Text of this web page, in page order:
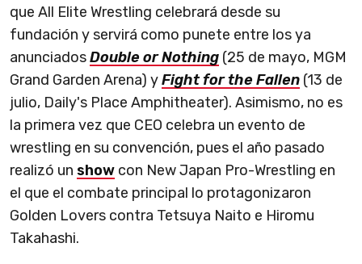
que All Elite Wrestling celebrará desde su
fundación y servirá como punete entre los ya
anunciadosDouble or Nothing (25 de mayo, MGM
Grand Garden Arena) yFight for the Fallen (13 de
julio, Daily's Place Amphitheater). Asimismo, no es
la primera vez que CEO celebra un evento de
wrestling en su convención, pues el año pasado
realizó un show con New Japan Pro-Wrestling en
el que el combate principal lo protagonizaron
Golden Lovers contra Tetsuya Naito e Hiromu
Takahashi.